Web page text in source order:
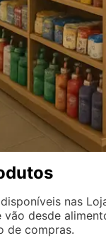
nas
vão desde
de compras.